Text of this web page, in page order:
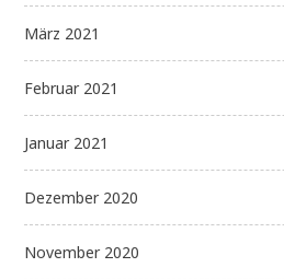
März 2021
Februar 2021
Januar 2021
Dezember 2020
November 2020